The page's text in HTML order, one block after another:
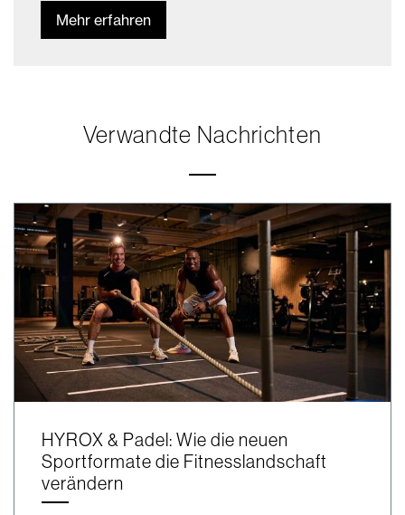
Mehr erfahren
Verwandte Nachrichten
HYROX & Padel: Wie die neuen
Sportformate die Fitnesslandschaft
verändern